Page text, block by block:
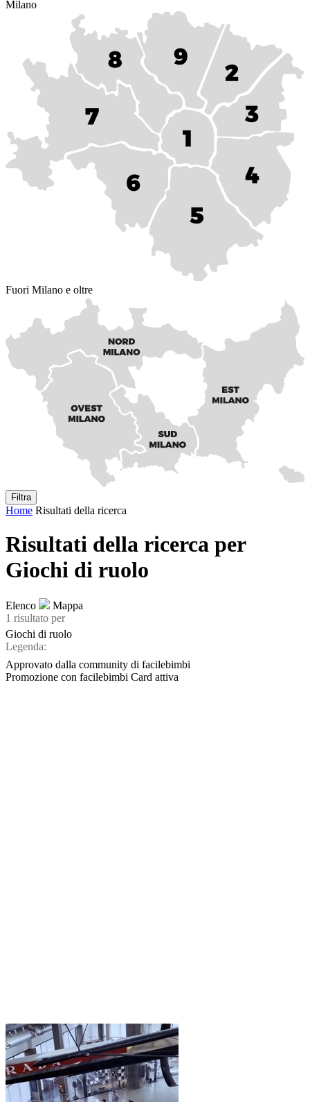
Milano
Fuori Milano e oltre
Filtra
Home Risultati della ricerca
Risultati della ricerca per
Giochi di ruolo
Elenco
Mappa
1 risultato per
Giochi di ruolo
Legenda:
Approvato dalla community di facilebimbi
Promozione con facilebimbi Card attiva